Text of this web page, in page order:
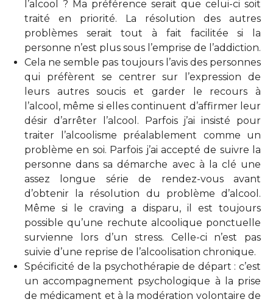
l’alcool ? Ma préférence serait que celui-ci soit
traité en priorité. La résolution des autres
problèmes serait tout à fait facilitée si la
personne n’est plus sous l’emprise de l’addiction.
Cela ne semble pas toujours l’avis des personnes
qui préfèrent se centrer sur l’expression de
leurs autres soucis et garder le recours à
l’alcool, même si elles continuent d’affirmer leur
désir d’arrêter l’alcool. Parfois j’ai insisté pour
traiter l’alcoolisme préalablement comme un
problème en soi. Parfois j’ai accepté de suivre la
personne dans sa démarche avec à la clé une
assez longue série de rendez-vous avant
d’obtenir la résolution du problème d’alcool.
Même si le craving a disparu, il est toujours
possible qu’une rechute alcoolique ponctuelle
survienne lors d’un stress. Celle-ci n’est pas
suivie d’une reprise de l’alcoolisation chronique.
Spécificité de la psychothérapie de départ : c’est
un accompagnement psychologique à la prise
de médicament et à la modération volontaire de